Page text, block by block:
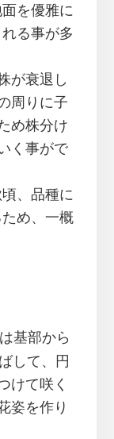
を優雅に
る事が多
が衰退し
周りに子
め株分け
く事がで
、品種に
め、一概
基部から
して、円
けて咲く
姿を作り